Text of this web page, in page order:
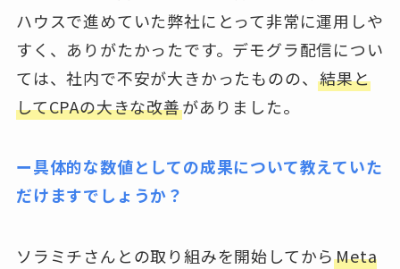
ハウスで進めていた弊社にとって非常に運用しや
すく、ありがたかったです。デモグラ配信につい
ては、社内で不安が大きかったものの、結果と
してCPAの大きな改善がありました。
ー具体的な数値としての成果について教えていた
だけますでしょうか？
ソラミチさんとの取り組みを開始してからMeta